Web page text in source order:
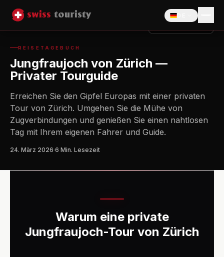
Sprache
REISETAGEBUCH
Jungfraujoch von Zürich —
Privater Tourguide
Erreichen Sie den Gipfel Europas mit einer privaten
Tour von Zürich. Umgehen Sie die Mühe von
Zugverbindungen und genießen Sie einen nahtlosen
Tag mit Ihrem eigenen Fahrer und Guide.
24. März 2026·6 Min. Lesezeit
Warum eine private
Jungfraujoch-Tour von Zürich